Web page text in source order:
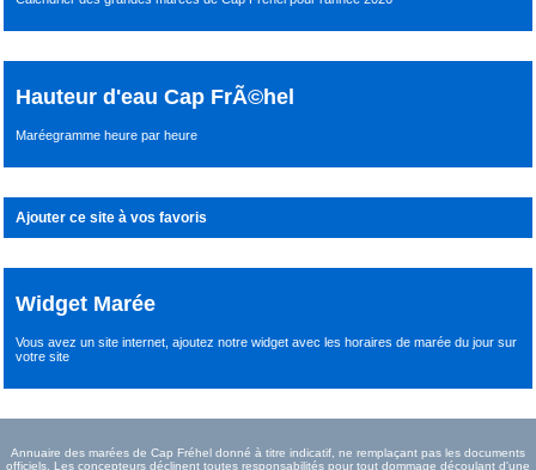
Hauteur d'eau Cap FrÃ©hel
Maréegramme heure par heure
Ajouter ce site à vos favoris
Widget Marée
Vous avez un site internet,ajoutez notre widget avec les horaires de marée du joursur
votre site
Annuaire des marées de Cap Fréhel donné à titre indicatif, ne remplaçant pas les documents
officiels. Les concepteurs déclinent toutes responsabilités pour tout dommage découlant d'une